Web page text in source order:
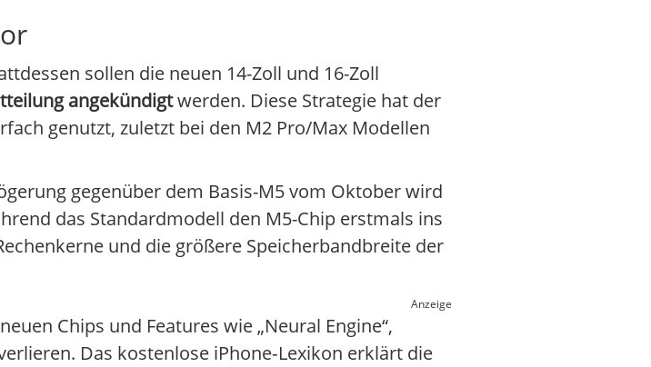
sollen die neuen 14-Zoll und 16-Zoll
angekündigtwerden. Diese Strategie hat der
genutzt, zuletzt bei den M2 Pro/Max Modellen
gegenüber dem Basis-M5 vom Oktober wird
das Standardmodell den M5-Chip erstmals ins
und die größere Speicherbandbreite der
Anzeige
Chips und Features wie „Neural Engine“,
Das kostenlose iPhone‑Lexikon erklärt die